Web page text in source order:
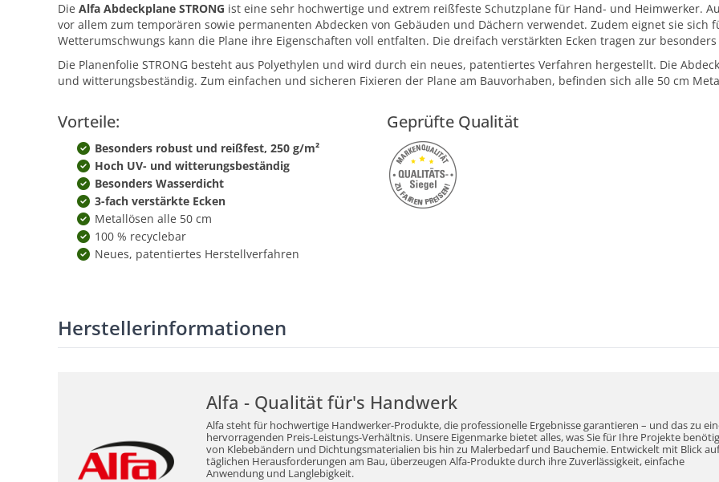
Die Alfa Abdeckplane STRONG ist eine sehr hochwertige und extrem reißfeste Schutzplane für Hand- und Heimwerker.
vor allem zum temporären sowie permanenten Abdecken von Gebäuden und Dächern verwendet. Zudem eignet sie sich
Wetterumschwungs kann die Plane ihre Eigenschaften voll entfalten. Die dreifach verstärkten Ecken tragen zur
Die Planenfolie STRONG besteht aus Polyethylen und wird durch ein neues, patentiertes Verfahren hergestellt. Die
und witterungsbeständig. Zum einfachen und sicheren Fixieren der Plane am Bauvorhaben, befinden sich alle 50 cm
Vorteile:
Besonders robust und reißfest, 250 g/m²
Hoch UV- und witterungsbeständig
Besonders Wasserdicht
3-fach verstärkte Ecken
Metallösen alle 50 cm
100 % recyclebar
Neues, patentiertes Herstellverfahren
Geprüfte Qualität
Herstellerinformationen
Alfa - Qualität für's Handwerk
Alfa steht für hochwertige Handwerker-Produkte, die professionelle Ergebnisse garantieren – und das zu
hervorragenden Preis-Leistungs-Verhältnis. Unsere Eigenmarke bietet alles, was Sie für Ihre Projekte
von Klebebändern und Dichtungsmaterialien bis hin zu Malerbedarf und Bauchemie. Entwickelt mit Blick
täglichen Herausforderungen am Bau, überzeugen Alfa-Produkte durch ihre Zuverlässigkeit, einfache
Anwendung und Langlebigkeit.